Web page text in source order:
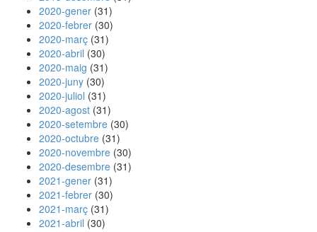
2020-gener (31)
2020-febrer (30)
2020-març (31)
2020-abril (30)
2020-maig (31)
2020-juny (30)
2020-juliol (31)
2020-agost (31)
2020-setembre (30)
2020-octubre (31)
2020-novembre (30)
2020-desembre (31)
2021-gener (31)
2021-febrer (30)
2021-març (31)
2021-abril (30)